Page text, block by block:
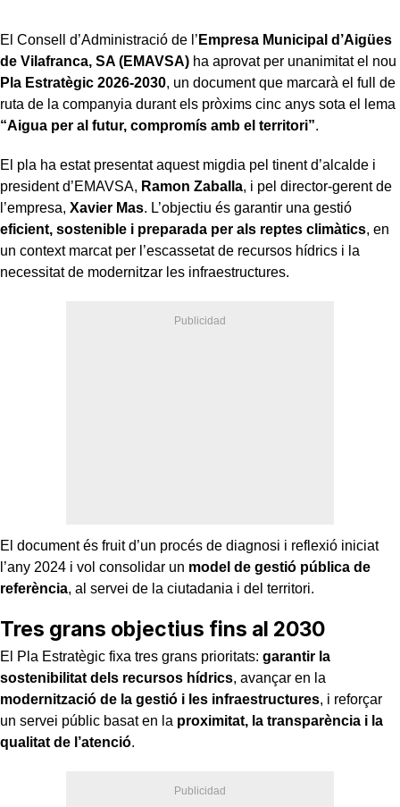
El Consell d’Administració de l’ Empresa Municipal d’Aigües
de Vilafranca, SA (EMAVSA) ha aprovat per unanimitat el nou
Pla Estratègic 2026-2030, un document que marcarà el full de
ruta de la companyia durant els pròxims cinc anys sota el lema
“Aigua per al futur, compromís amb el territori”.
El pla ha estat presentat aquest migdia pel tinent d’alcalde i
president d’EMAVSA, Ramon Zaballa, i pel director-gerent de
l’empresa, Xavier Mas. L’objectiu és garantir una gestió
eficient, sostenible i preparada per als reptes climàtics, en
un context marcat per l’escassetat de recursos hídrics i la
necessitat de modernitzar les infraestructures.
El document és fruit d’un procés de diagnosi i reflexió iniciat
l’any 2024 i vol consolidar un model de gestió pública de
referència, al servei de la ciutadania i del territori.
Tres grans objectius fins al 2030
El Pla Estratègic fixa tres grans prioritats: garantir la
sostenibilitat dels recursos hídrics, avançar en la
modernització de la gestió i les infraestructures, i reforçar
un servei públic basat en la proximitat, la transparència i la
qualitat de l’atenció.